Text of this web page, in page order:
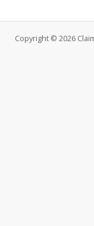
Copyright © 2026